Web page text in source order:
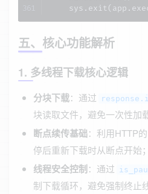
五、核心功能解析
1. 多线程下载核心逻辑
分块下载：通过
块读取文件，避免一次性加
断点续传基础：利用HTTP的
停后重新下载时从断点开始；
线程安全控制：通过
制下载循环，避免强制终止